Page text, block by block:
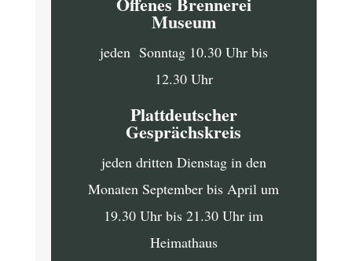
Museum
jeden Sonntag 10.30 Uhr bis
12.30 Uhr
Plattdeutscher
Gesprächskreis
jeden dritten Dienstag in den
Monaten September bis April um
19.30 Uhr bis 21.30 Uhr im
Heimathaus